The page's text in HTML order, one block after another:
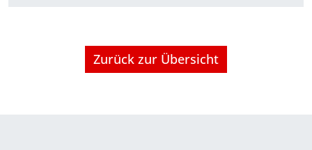
Zurück zur Übersicht